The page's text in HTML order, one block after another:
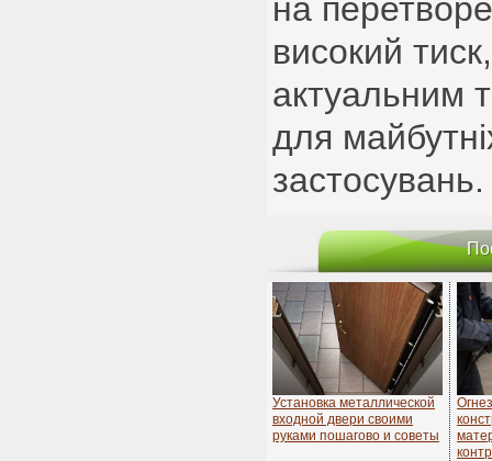
на
високий
актуальним
для
застосувань.
Установка металлической
входной двери своими
руками пошагово и советы